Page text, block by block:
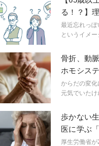
道』から、
す。
る！？】
認知症予
最近忘れっ
というイメ
ターの堀川
介いただき
しょうか。
骨折、動
ホモシス
摂るべき
からだの変化
元気でいた
いてたっぷ
い「ホモシス
いて本書から
は高齢者に
歩かない
医に学ぶ
厚生労働省